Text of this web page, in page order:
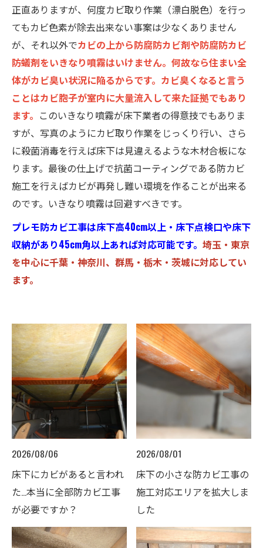
正直ありますが、何度カビ取り作業（漂白脱色）を行っ
てもカビ色素が除去出来ない事案は少なくありません
が、それ以外でカビの上から防腐防カビ剤や防腐防カビ
防蟻剤をいきなり噴霧はいけません。何故なら住まい全
体がカビ臭い状況に陥るからです。カビ臭くなると言う
ことはカビ胞子が室内に大量流入して来た証拠でもあり
ます。 このいきなり噴霧が床下業者の得意技でもありま
すが、写真のようにカビ取り作業をじっくり行い、さら
に殺菌消毒を行えば床下は見違えるような木材合板にな
ります。最後の仕上げで抗菌コーティングである防カビ
施工を行えばカビが再発し難い環境を作ることが出来る
のです。いきなり噴霧は回避すべきです。
プレモ防カビ工事は床下高40cm以上・床下点検口や床下
収納があり45cm角以上あれば対応可能です。 埼玉・東京
を中心に千葉・神奈川、群馬・栃木・茨城に対応してい
ます。
2026/08/06
床下にカビがあると言われ
た…本当に全部防カビ工事
が必要ですか？
2026/08/01
床下の小さな防カビ工事の
施工対応エリアを拡大しま
した